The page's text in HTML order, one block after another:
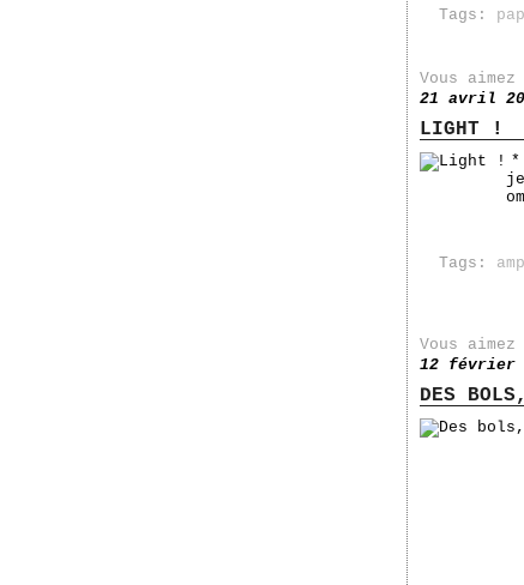
Tags:
Vous aimez
21 avril
LIGHT !
*
Tags:
Vous aimez
12 février
DES